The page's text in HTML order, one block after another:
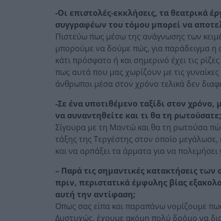
-Οι επιστολές-εκκλήσεις, τα θεατρικά
συγγραφέων του τόμου μπορεί να
Πιστεύω πως μέσω της ανάγνωσης των
μπορούμε να δούμε πώς, για παράδειγμα η
κάτι πρόσφατο ή και σημερινό έχει τις
πως αυτά που μας χωρίζουν με τις
άνθρωποι μέσα στον χρόνο τελικά δεν
-Σε ένα υποτιθέμενο ταξίδι στον χρόνο,
να συναντηθείτε και τι θα τη ρωτούσατε;
Σίγουρα με τη Μαντώ και θα τη ρωτούσα
τάξης της Τεργέστης στον οποίο
και να αρπάξει τα άρματα για να πολεμήσει
– Παρά τις σημαντικές κατακτήσεις
πριν, περιστατικά έμφυλης βίας
αυτή την αντίφαση;
Oπως σας είπα και παραπάνω νομίζουμε
Δυστυχώς, έχουμε ακόμη πολύ δρόμο να